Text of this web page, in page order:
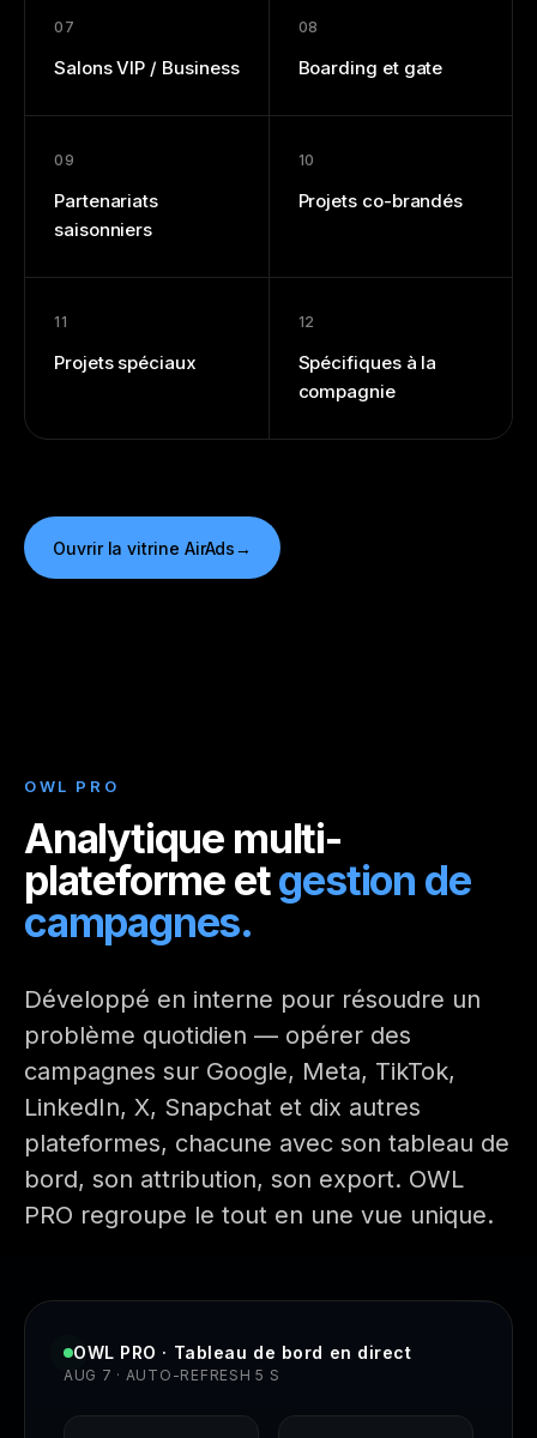
07
Salons VIP / Business
08
Boarding et gate
09
Partenariats
saisonniers
10
Projets co-brandés
11
Projets spéciaux
12
Spécifiques à la
compagnie
Ouvrir la vitrine AirAds
OWL PRO
Analytique multi-
plateformeetgestion de
campagnes.
Développé en interne pour résoudre un
problème quotidien — opérer des
campagnes sur Google, Meta, TikTok,
LinkedIn, X, Snapchat et dix autres
plateformes, chacune avec son tableau de
bord, son attribution, son export. OWL
PRO regroupe le tout en une vue unique.
OWL PRO · Tableau de bord en direct
AUG 7 · AUTO-REFRESH 5 S